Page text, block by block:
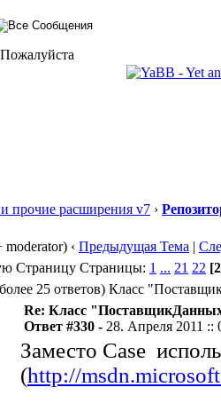
прочие расширения v7 ›
moderator) ‹ Предыдущая Тема |
Страницы: 1 ... 21 22
Класс
Re: Класс
Ответ #330 - 28. Апреля 2011 ::
Заместо Case
(http://